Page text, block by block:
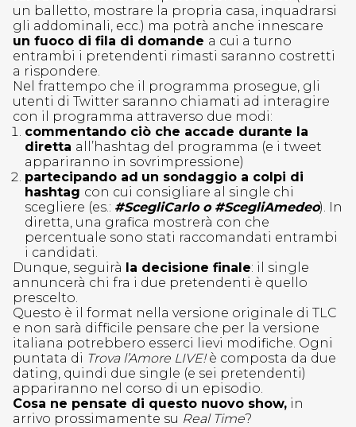
un balletto, mostrare la propria casa, inquadrarsi
gli addominali, ecc.) ma potrà anche innescare
un fuoco di fila di domande a cui a turno
entrambi i pretendenti rimasti saranno costretti
a rispondere.
Nel frattempo che il programma prosegue, gli
utenti di Twitter saranno chiamati ad interagire
con il programma attraverso due modi:
commentando ciò che accade durante la
diretta all’hashtag del programma (e i tweet
appariranno in sovrimpressione)
partecipando ad un sondaggio a colpi di
hashtag con cui consigliare al single chi
scegliere (es.: #ScegliCarlo o #ScegliAmedeo). In
diretta, una grafica mostrerà con che
percentuale sono stati raccomandati entrambi
i candidati.
Dunque, seguirà la decisione finale: il single
annuncerà chi fra i due pretendenti è quello
prescelto.
Questo è il format nella versione originale di TLC
e non sarà difficile pensare che per la versione
italiana potrebbero esserci lievi modifiche. Ogni
puntata di Trova l’Amore LIVE!è composta da due
dating, quindi due single (e sei pretendenti)
appariranno nel corso di un episodio.
Cosa ne pensate di questo nuovo show, in
arrivo prossimamente su Real Time?